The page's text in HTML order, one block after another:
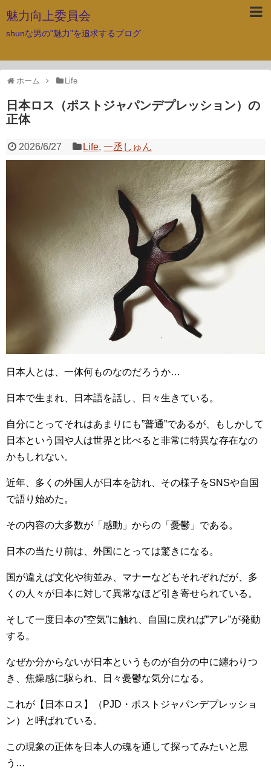
魅力向上委員会
shunな男の"魅力"を追求するブログ
ホーム Life
日本ロス（ポストジャパンデプレッション）の
正体
2026/6/27 Life,一丞しゅん
日本人とは、一体何ものなのだろうか…
日本で生まれ、日本語を話し、日々生きている。
自分にとってそれはあまりにも”普通”であるが、もしかして
日本という国や人は世界と比べると非常に特異な存在なの
かもしれない。
近年、多くの外国人が日本を訪れ、その様子をSNSや自国
で語り始めた。
その内容の大多数が「感動」からの「憂鬱」である。
日本の当たり前は、外国にとっては驚きになる。
国が違えば文化や街並み、マナーなどもそれぞれだが、多
くの人々が日本に対して異常なほど引き寄せられている。
そして一度日本の”空気”に触れ、自国に戻れば”アレ”が発動
する。
なぜか分からないが日本というものが自分の中に纏わりつ
き、焦燥感に駆られ、日々憂鬱な気分になる。
これが【日本ロス】（PJD・ポストジャパンデプレッショ
ン）と呼ばれている。
この現象の正体を日本人の魂を通して探ってみたいと思
う…